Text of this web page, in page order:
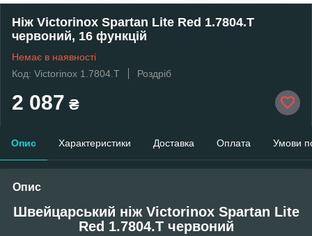
Ніж Victorinox Spartan Lite Red 1.7804.T
червоний, 16 функцій
Немає в наявності
Код: Victorinox 1.7804.T
Роздріб
2 087 ₴
Опис Характеристики Доставка Оплата Умови
Опис
Швейцарський ніж Victorinox Spartan Lite
Red 1.7804.T червоний